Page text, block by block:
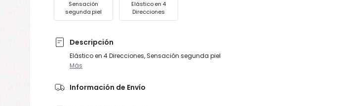
Sensación
segunda piel
Elástico en 4
Direcciones
Descripción
Elástico en 4 Direcciones, Sensación segunda piel
Más
Información de Envío